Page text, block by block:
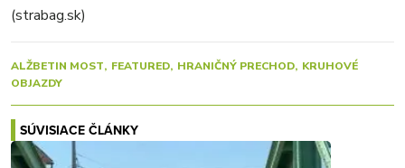
(strabag.sk)
ALŽBETIN MOST FEATURED HRANIČNÝ PRECHOD KRUHOVÉ
OBJAZDY
SÚVISIACE ČLÁNKY